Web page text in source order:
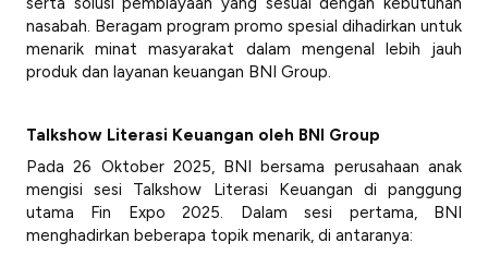
nasabah. Beragam program promo spesial dihadirkan untuk
menarik minat masyarakat dalam mengenal lebih jauh
produk dan layanan keuangan BNI Group.
Talkshow Literasi Keuangan oleh BNI Group
Pada 26 Oktober 2025, BNI bersama perusahaan anak
mengisi sesi Talkshow Literasi Keuangan di panggung
utama Fin Expo 2025. Dalam sesi pertama, BNI
menghadirkan beberapa topik menarik, di antaranya: